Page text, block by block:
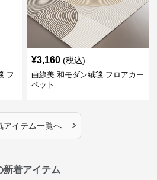
フ
¥3,160 (税込)
曲線美 和モダン絨毯 フロアカー
ペット
アイテム一覧へ ›
新着アイテム